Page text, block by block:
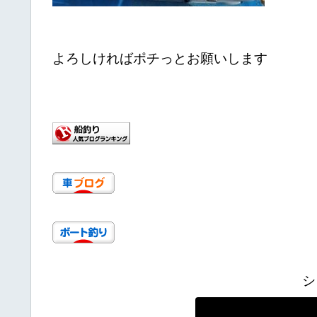
よろしければポチっとお願いします